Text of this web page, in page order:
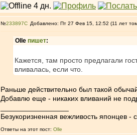
№233897 Добавлено: Пт 27 Фев 15, 12:52 (11 лет
Olle пишет:
Кажется, там просто предлагали
вливалась, если что.
Раньше действительно был такой
Добавлю еще - никаких вливаний не
Безукоризненная вежливость японцев -
Ответы на этот пост: Olle